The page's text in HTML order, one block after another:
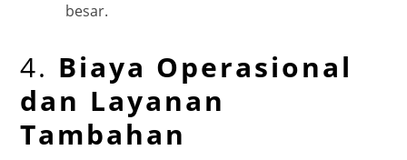
besar.
4. Biaya Operasional
dan Layanan
Tambahan